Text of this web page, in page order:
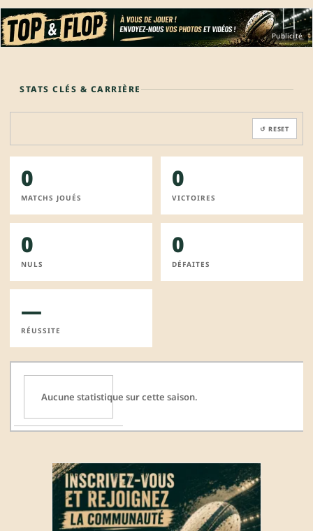
Publicité
STATS CLÉS & CARRIÈRE
↺ RESET
0
MATCHS JOUÉS
0
VICTOIRES
0
NULS
0
DÉFAITES
—
RÉUSSITE
Aucune statistique sur cette saison.